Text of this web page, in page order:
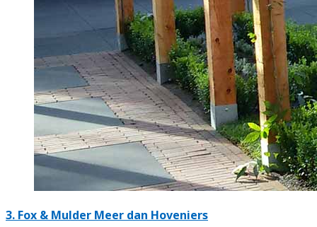
3. Fox & Mulder Meer dan Hoveniers